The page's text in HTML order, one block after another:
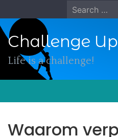
to
content
Search
for:
Challenge Up
Life is a challenge!
Waarom